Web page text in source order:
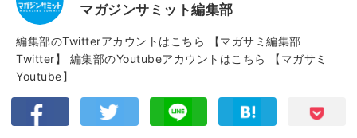
マガジンサミット編集部
編集部のTwitterアカウントはこちら
【マガサミ編集部
Twitter】
編集部のYoutubeアカウントはこちら
【マガサミ
Youtube】